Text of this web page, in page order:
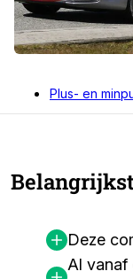
Plus- en
Deze
Al vanaf